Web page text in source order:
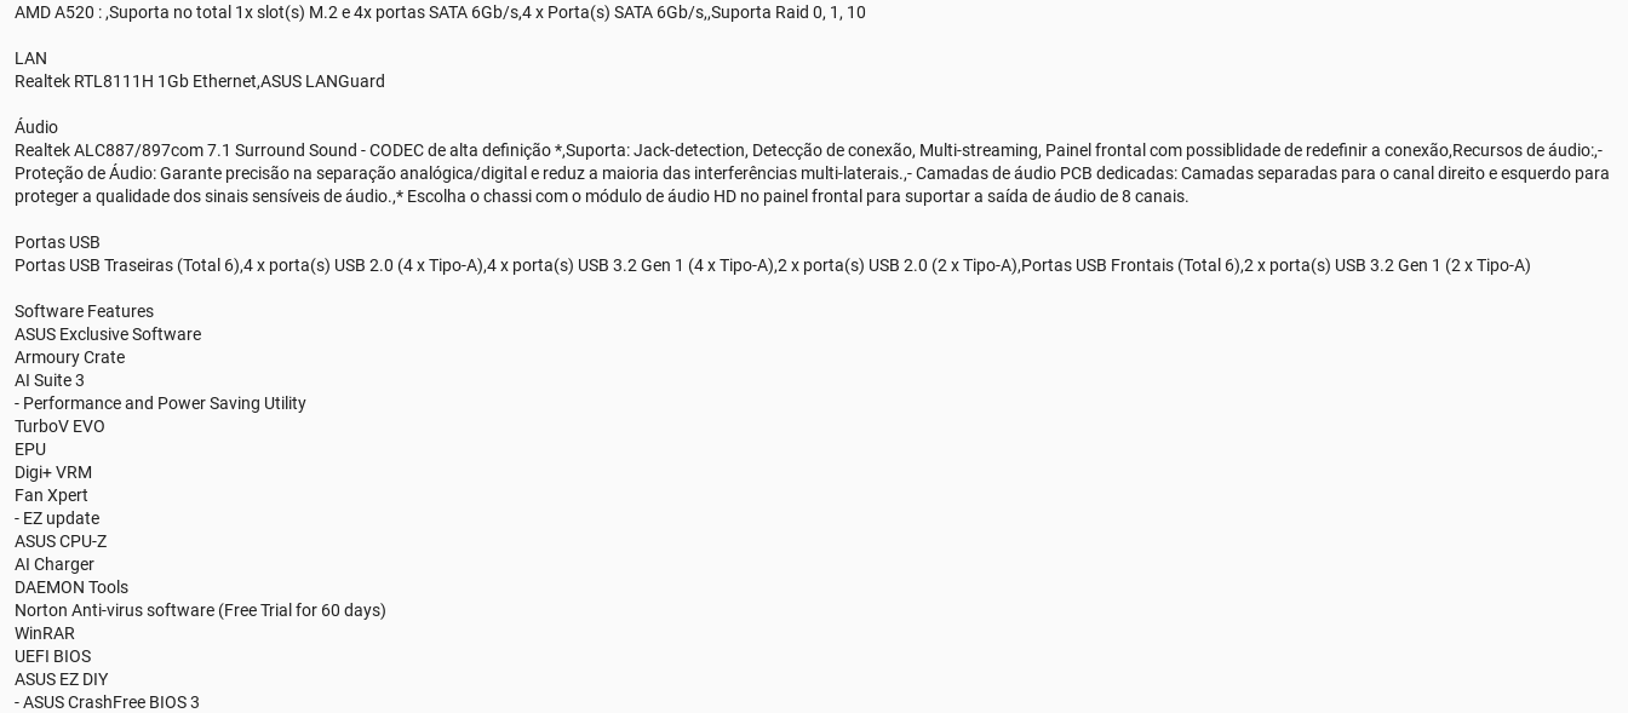
AMD A520 : ,Suporta no total 1x slot(s) M.2 e 4x portas SATA 6Gb/s,4 x Porta(s) SATA 6Gb/s,,Suporta Raid 0, 1, 10
LAN
Realtek RTL8111H 1Gb Ethernet,ASUS LANGuard
Áudio
Realtek ALC887/897com 7.1 Surround Sound - CODEC de alta definição *,Suporta: Jack-detection, Detecção de conexão, Multi-streaming, Painel frontal com possiblidade de redefinir a conexão,Recursos de áudio:,-
Proteção de Áudio: Garante precisão na separação analógica/digital e reduz a maioria das interferências multi-laterais.,- Camadas de áudio PCB dedicadas: Camadas separadas para o canal direito e esquerdo para
proteger a qualidade dos sinais sensíveis de áudio.,* Escolha o chassi com o módulo de áudio HD no painel frontal para suportar a saída de áudio de 8 canais.
Portas USB
Portas USB Traseiras (Total 6),4 x porta(s) USB 2.0 (4 x Tipo-A),4 x porta(s) USB 3.2 Gen 1 (4 x Tipo-A),2 x porta(s) USB 2.0 (2 x Tipo-A),Portas USB Frontais (Total 6),2 x porta(s) USB 3.2 Gen 1 (2 x Tipo-A)
Software Features
ASUS Exclusive Software
Armoury Crate
AI Suite 3
- Performance and Power Saving Utility
TurboV EVO
EPU
Digi+ VRM
Fan Xpert
- EZ update
ASUS CPU-Z
AI Charger
DAEMON Tools
Norton Anti-virus software (Free Trial for 60 days)
WinRAR
UEFI BIOS
ASUS EZ DIY
- ASUS CrashFree BIOS 3